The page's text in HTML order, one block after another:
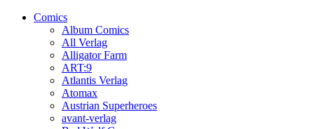
Comics
Album Comics
All Verlag
Alligator Farm
ART:9
Atlantis Verlag
Atomax
Austrian Superheroes
avant-verlag